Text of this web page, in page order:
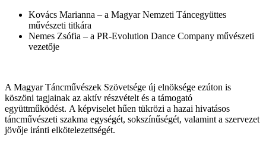
Kovács Marianna – a Magyar Nemzeti Táncegyüttes
művészeti titkára
Nemes Zsófia – a PR-Evolution Dance Company művészeti
vezetője
A Magyar Táncművészek Szövetsége új elnöksége ezúton is
köszöni tagjainak az aktív részvételt és a támogató
együttműködést. A képviselet hűen tükrözi a hazai hivatásos
táncművészeti szakma egységét, sokszínűségét, valamint a szervezet
jövője iránti elkötelezettségét.